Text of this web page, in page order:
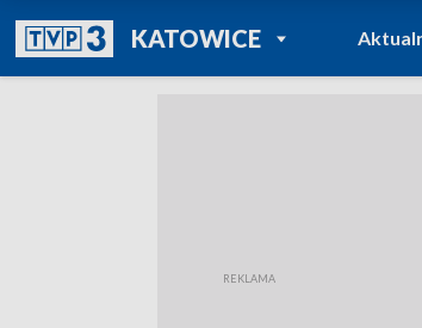
KATOWICEPOWRÓT DO
TVP REGIONY